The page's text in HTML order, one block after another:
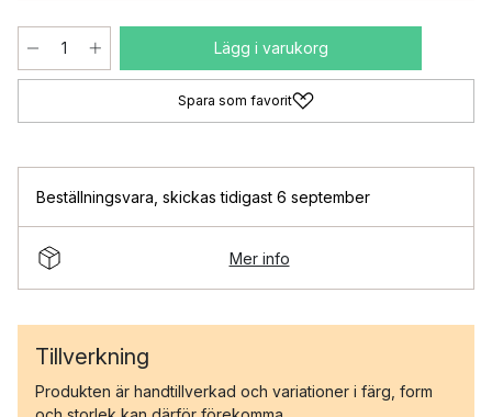
Lägg i varukorg
Spara som favorit
Beställningsvara skickas tidigast 6 september
Mer info
Tillverkning
Produkten är handtillverkad och variationer i färg, form